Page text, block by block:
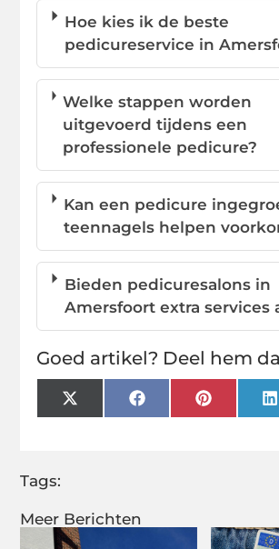
Meer Berichten
Hoe kies ik de beste
pedicureservice in
Welke stappen worden
uitgevoerd tijdens een
professionele pedicure?
Kan een pedicure
teennagels helpen
Bieden pedicuresalons in
Amersfoort extra services
Goed artikel? Deel hem
X
(Twitter)
FacebookPinterest
Tags: